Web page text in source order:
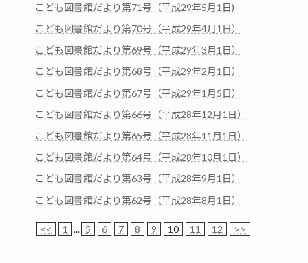
こども図書館だより第71号（平成29年5月1日)
こども図書館だより第70号（平成29年4月1日）
こども図書館だより第69号（平成29年3月1日）
こども図書館だより第68号（平成29年2月1日）
こども図書館だより第67号（平成29年1月5日）
こども図書館だより第66号（平成28年12月1日）
こども図書館だより第65号（平成28年11月1日）
こども図書館だより第64号（平成28年10月1日）
こども図書館だより第63号（平成28年9月1日）
こども図書館だより第62号（平成28年8月1日）
<< 1 ... 5 6 7 8 9 10 11 12 >>